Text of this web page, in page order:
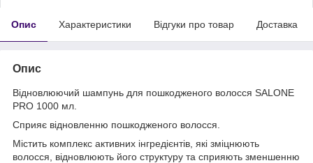
Опис Характеристики Відгуки про товар Доставка
Опис
Відновлюючий шампунь для пошкодженого волосся SALONE
PRO 1000 мл.
Сприяє відновленню пошкодженого волосся.
Містить комплекс активних інгредієнтів, які зміцнюють
волосся, відновлюють його структуру та сприяють зменшенню